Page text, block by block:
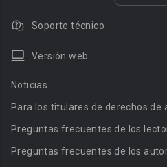
Soporte técnico
Versión web
Noticias
Para los titulares de derechos de
Preguntas frecuentes de los
Preguntas frecuentes de los